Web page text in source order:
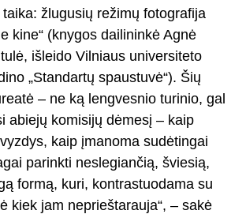
taika: žlugusių režimų fotografija
kine“ (knygos dailininkė Agnė
išleido Vilniaus universiteto
„Standartų spaustuvė“). Šių
– ne ką lengvesnio turinio, gal
abiejų komisijų dėmesį – kaip
kaip įmanoma sudėtingai
parinkti neslegiančią, šviesią,
formą, kuri, kontrastuodama su
kiek jam neprieštarauja“, – sakė